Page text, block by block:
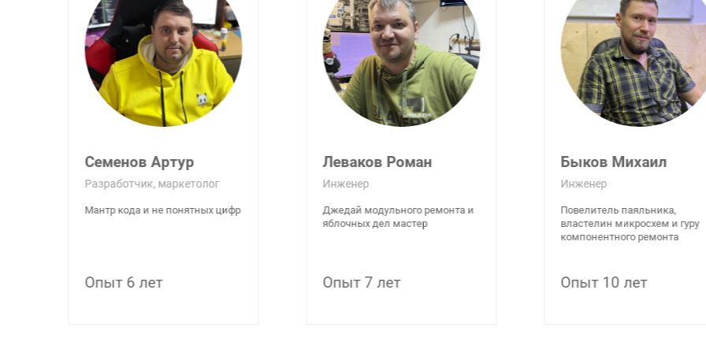
Семенов Артур
Разработчик, маркетолог
Мантр кода и не понятных цифр
Опыт 6 лет
Леваков Роман
Инженер
Джедай модульного ремонта и
яблочных дел мастер
Опыт 7 лет
Быков Михаил
Инженер
Повелитель паяльника,
властелин микросхем и гуру
компонентного ремонта
Опыт 10 лет